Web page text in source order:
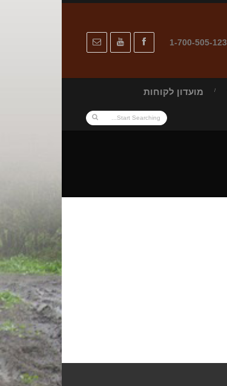
מועדון לקוחות